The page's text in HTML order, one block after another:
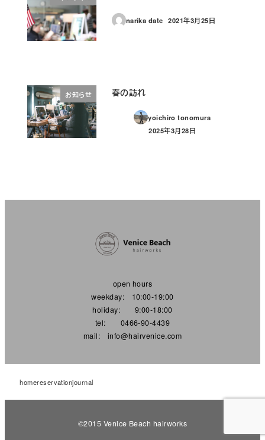
narika date
投稿日
2021年3月25日
お知らせ 春の訪れ
yoichiro tonomura
投稿日
2025年3月28日
open hours
weekday: 10:00-19:00
holiday: 9:00-18:00
tel: 0466-90-4439
mail: info@hairvenice.com
homereservationjournal
©︎2015 Venice Beach hairworks